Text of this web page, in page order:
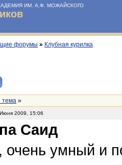
ИМ. А.Ф. МОЖАЙСКОГО
форумы » Клубная курилка
»
2009, 15:06
Саид
очень умный и